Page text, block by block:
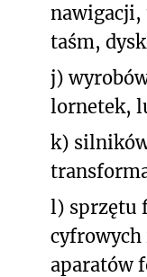
nawigacji,
taśm,
j)
lornetek,
k)
l) sprzętu
cyfrowych
aparatów